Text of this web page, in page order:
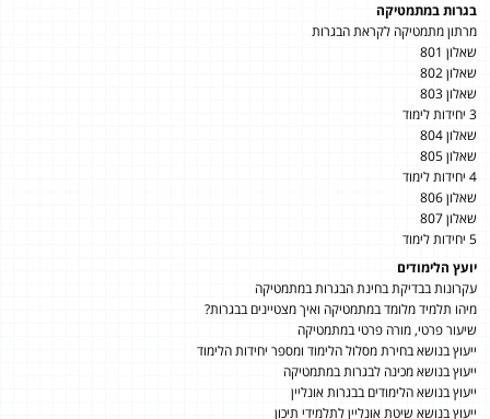
בגרות במתמטיקה
מרתון מתמטיקה לקראת הבגרות
שאלון 801
שאלון 802
שאלון 803
3 יחידות לימוד
שאלון 804
שאלון 805
4 יחידות לימוד
שאלון 806
שאלון 807
5 יחידות לימוד
יועץ הלימודים
עקרונות בבדיקת בחינת הבגרות במתמטיקה
מיהו תלמיד מלומד במתמטיקה ואיך מצטיינים בבגרות?
שיעור פרטי, מורה פרטי במתמטיקה
ייעוץ בנושא בחירת מסלול הלימוד ומספר יחידות הלימוד
ייעוץ בנושא מכינה לבגרות במתמטיקה
ייעוץ בנושא הלימודים בבגרות אונליין
ייעוץ בנושא שיטת אונליין לתלמידי תיכון